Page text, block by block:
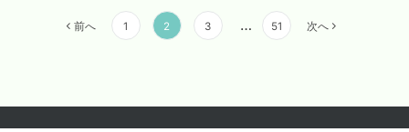
ー
前へ 1 2 3 … 51 次へ